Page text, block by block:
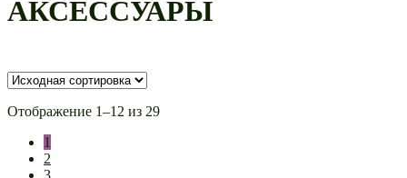
АКСЕССУАРЫ
Отображение 1–12 из 29
1
2
3